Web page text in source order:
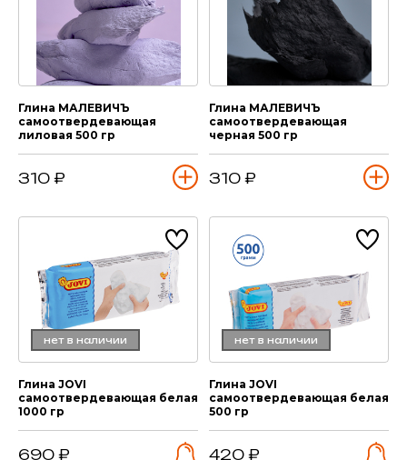
Глина МАЛЕВИЧЪ
самоотвердевающая
лиловая 500 гр
310 ₽
Глина МАЛЕВИЧЪ
самоотвердевающая
черная 500 гр
310 ₽
нет в наличии
Глина JOVI
самоотвердевающая белая
1000 гр
690 ₽
нет в наличии
Глина JOVI
самоотвердевающая белая
500 гр
420 ₽